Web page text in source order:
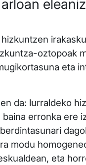
oztopoak
eta
da: lurraldeko
erronka ere
modu
eta